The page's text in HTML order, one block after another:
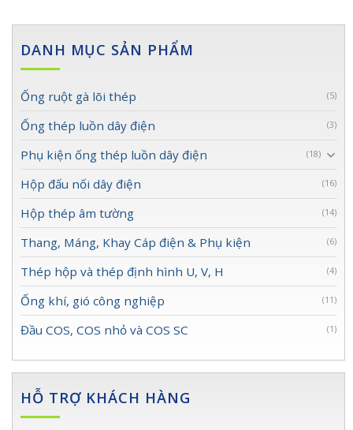
DANH MỤC SẢN PHẨM
Ống ruột gà lõi thép (5)
Ống thép luồn dây điện (3)
Phụ kiện ống thép luồn dây điện (18)
Hộp đấu nối dây điện (16)
Hộp thép âm tường (14)
Thang, Máng, Khay Cáp điện & Phụ kiện (6)
Thép hộp và thép định hình U, V, H (4)
Ống khí, gió công nghiệp (11)
Đầu COS, COS nhỏ và COS SC (1)
HỖ TRỢ KHÁCH HÀNG